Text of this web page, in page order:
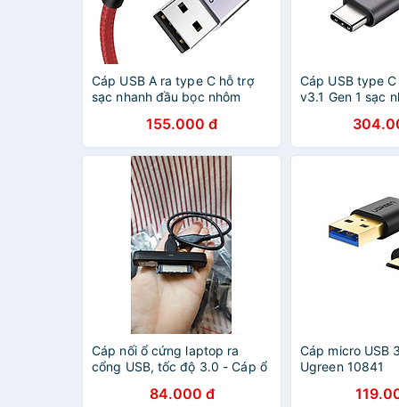
Cáp USB A ra type C hỗ trợ
sạc nhanh đầu bọc nhôm
Ugreen 294TYC70294US
Hàng chính hãng
155.000 đ
Cáp USB type
v3.1 Gen 1 sạc
Ugreen
chính hãng
Cáp nối ổ cứng laptop ra
cổng USB, tốc độ 3.0 - Cáp ổ
chính hãng84.000 đ
Cáp micro USB
Ugreen 10841